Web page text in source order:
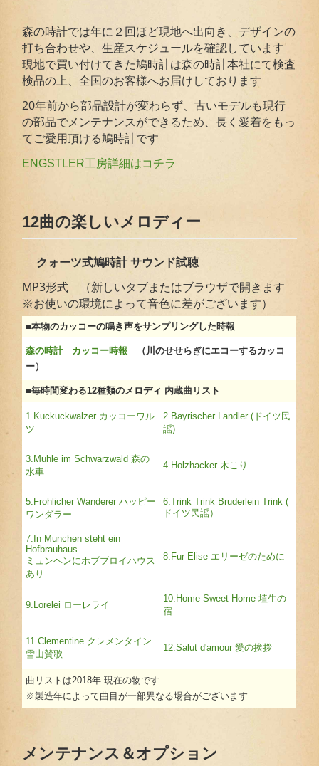
森の時計では年に２回ほど現地へ出向き、デザインの
打ち合わせや、生産スケジュールを確認しています
現地で買い付けてきた鳩時計は森の時計本社にて検査
検品の上、全国のお客様へお届けしております
20年前から部品設計が変わらず、古いモデルも現行
の部品でメンテナンスができるため、長く愛着をもっ
てご愛用頂ける鳩時計です
ENGSTLER工房詳細はコチラ
12曲の楽しいメロディー
クォーツ式鳩時計 サウンド試聴
MP3形式 （新しいタブまたはブラウザで開きます
※お使いの環境によって音色に差がございます）
■本物のカッコーの鳴き声をサンプリングした時報
森の時計 カッコー時報 （川のせせらぎにエコーするカッコ
ー）
■毎時間変わる12種類のメロディ 内蔵曲リスト
1.Kuckuckwalzer カッコーワル
ツ
2.Bayrischer Landler (ドイツ民
謡)
3.Muhle im Schwarzwald 森の
水車
4.Holzhacker 木こり
5.Frohlicher Wanderer ハッピー
ワンダラー
6.Trink Trink Bruderlein Trink (
ドイツ民謡）
7.In Munchen steht ein
Hofbrauhaus
ミュンヘンにホブブロイハウス
あり
8.Fur Elise エリーゼのために
9.Lorelei ローレライ
10.Home Sweet Home 埴生の
宿
11.Clementine クレメンタイン
雪山賛歌
12.Salut d'amour 愛の挨拶
曲リストは2018年 現在の物です
※製造年によって曲目が一部異なる場合がございます
メンテナンス＆オプション